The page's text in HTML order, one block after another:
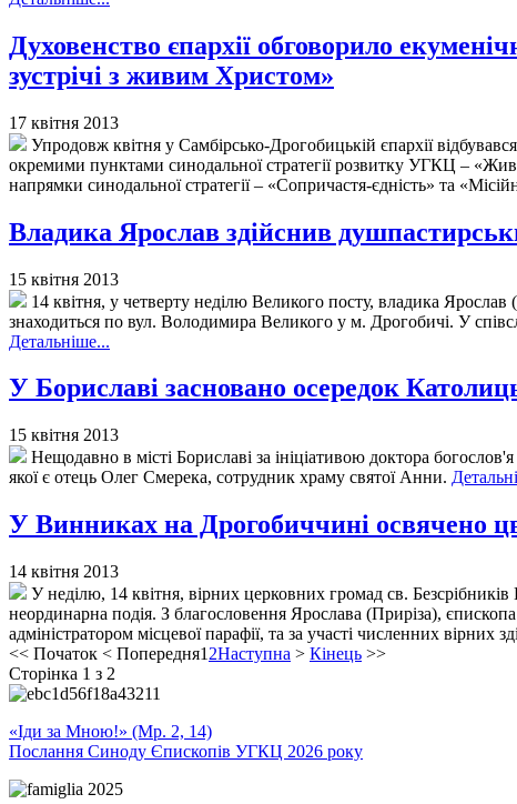
Духовенство єпархії обговорило
зустрічі з живим Христом»
17 квітня 2013
Упродовж квітня у Самбірсько-Дрогобицькій єпархії
окремими пунктами синодальної стратегії розвитку УГКЦ –
напрямки синодальної стратегії – «Сопричастя-єдність» та
Владика Ярослав здійснив
15 квітня 2013
14 квітня, у четверту неділю Великого посту, владика
знаходиться по вул. Володимира Великого у м. Дрогобичі. У
Детальніше...
У Бориславі засновано осередок
15 квітня 2013
Нещодавно в місті Бориславі за ініціативою доктора
якої є отець Олег Смерека, сотрудник храму святої Анни.
У Винниках на Дрогобиччині освячено
14 квітня 2013
У неділю, 14 квітня, вірних церковних громад св.
неординарна подія. З благословення Ярослава (Приріза),
адміністратором місцевої парафії, та за участі численних
<< Початок < Попередня1 2Наступна > Кінець >>
Сторінка 1 з 2
«Іди за Мною!» (Мр. 2, 14)
Послання Синоду Єпископів УГКЦ 2026 року